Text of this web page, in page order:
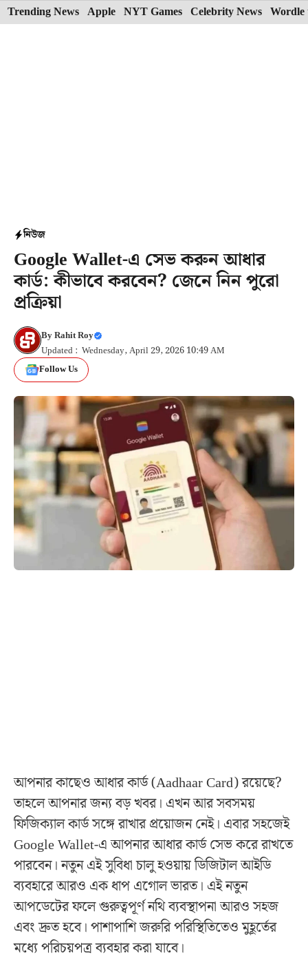
Skip
to
Trending News Apple NYT Games Celebrity News Wordle
নিউজ
Google Wallet-এ সেভ করুন আধার
কার্ড: কীভাবে করবেন? জেনে নিন পুরো
প্রক্রিয়া
ByRahit Roy
Updated : Wednesday, April 29, 2026 10:49 AM
Follow Us
আপনার কাছেও আধার কার্ড (Aadhaar Card) রয়েছে?
তাহলে আপনার জন্য বড় খবর। এখন আর সবসময়
ফিজিক্যাল কার্ড সঙ্গে রাখার প্রয়োজন নেই। এবার সহজেই
Google Wallet-এ আপনার আধার কার্ড সেভ করে রাখতে
পারবেন। নতুন এই সুবিধা চালু হওয়ায় ডিজিটাল আইডি
ব্যবহারে আরও এক ধাপ এগোল ভারত। এই নতুন
আপডেটের ফলে গুরুত্বপূর্ণ নথি ব্যবস্থাপনা আরও সহজ
এবং দ্রুত হবে। পাশাপাশি জরুরি পরিস্থিতিতেও মুহূর্তের
মধ্যে পরিচয়পত্র ব্যবহার করা যাবে।